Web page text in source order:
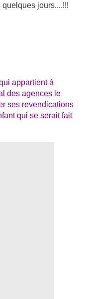
jours....!!!
appartient à
des agences le
ses revendications
qui se serait fait